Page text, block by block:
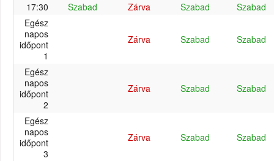
17:30
Szabad Zárva Szabad
Szabad
Egész
napos
időpont
1
Zárva Szabad Szabad
Egész
napos
időpont
2
Zárva Szabad Szabad
Egész
napos
időpont
3
Zárva Szabad Szabad